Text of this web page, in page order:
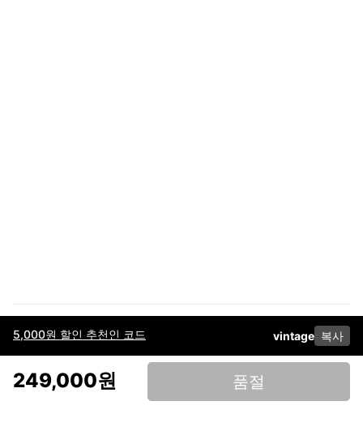
5,000원 할인 추천인 코드 vintage 복사
249,000원 품절
이용약관고객센터판매개인정보 처리방침사업자 정보다운로드